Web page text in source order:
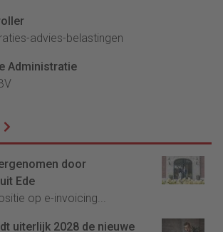
advies-belastingen
Administratie
door
Ede
op e-invoicing...
uiterlijk 2028 de nieuwe